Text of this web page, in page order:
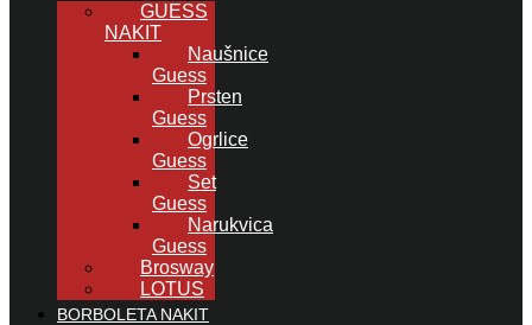
GUESS
NAKIT
Naušnice
Guess
Prsten
Guess
Ogrlice
Guess
Set
Guess
Narukvica
Guess
Brosway
LOTUS
BORBOLETA NAKIT